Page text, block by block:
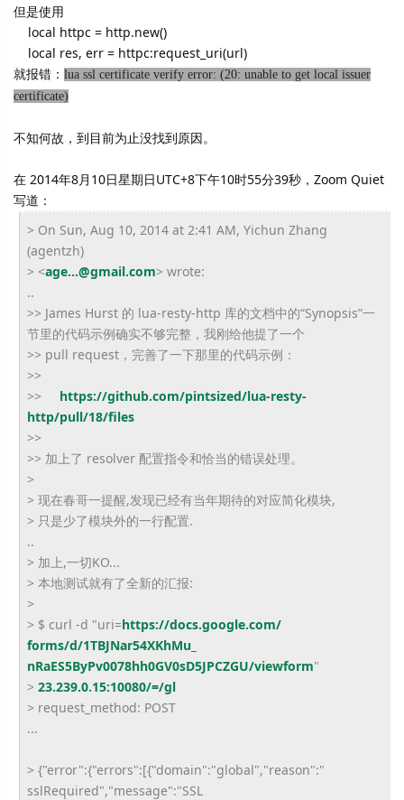
但是使用
local httpc = http.new()
local res, err = httpc:request_uri(url)
就报错： lua ssl certificate verify error: (20: unable to get local issuer
certificate)
不知何故，到目前为止没找到原因。
在 2014年8月10日星期日UTC+8下午10时55分39秒，Zoom Quiet
写道：
> On Sun, Aug 10, 2014 at 2:41 AM, Yichun Zhang
(agentzh)
> <age...@gmail.com> wrote:
..
>> James Hurst 的 lua-resty-http 库的文档中的“Synopsis”一
节里的代码示例确实不够完整，我刚给他提了一个
>> pull request，完善了一下那里的代码示例：
>>
>> https://github.com/pintsized/lua-resty-
http/pull/18/files
>>
>> 加上了 resolver 配置指令和恰当的错误处理。
>
> 现在春哥一提醒,发现已经有当年期待的对应简化模块,
> 只是少了模块外的一行配置.
..
> 加上,一切KO...
> 本地测试就有了全新的汇报:
>
> $ curl -d "uri=https://docs.google.com/
forms/d/1TBJNar54XKhMu_
nRaES5ByPv0078hh0GV0sD5JPCZGU/viewform"
> 23.239.0.15:10080/=/gl
> request_method: POST
...
> {"error":{"errors":[{"domain":"global","reason":"
sslRequired","message":"SSL